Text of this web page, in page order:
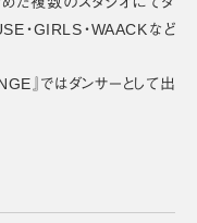
・GIRLS・WAACKなど
』ではダンサーとして出